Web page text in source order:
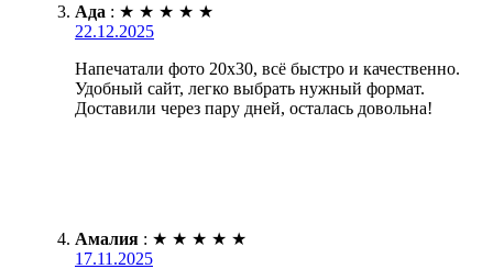
Ада : ★ ★ ★ ★ ★
22.12.2025
Напечатали фото 20х30, всё быстро и качественно.
Удобный сайт, легко выбрать нужный формат.
Доставили через пару дней, осталась довольна!
Амалия : ★ ★ ★ ★ ★
17.11.2025